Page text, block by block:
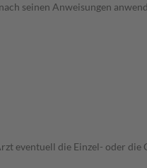
seinen Anweisungen
eventuell die Einzel- oder die